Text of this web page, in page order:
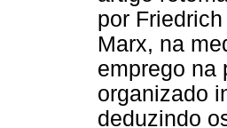
por
Marx, na
emprego na
organizado
deduzindo